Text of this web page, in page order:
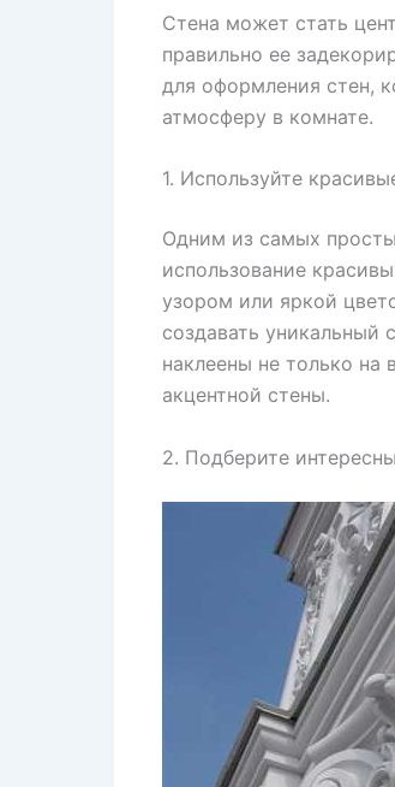
Стена может стать
правильно ее
для оформления стен,
атмосферу в комнате.
1. Используйте
Одним из самых
использование
узором или яркой
создавать уникальный
наклеены не только на
акцентной стены.
2. Подберите